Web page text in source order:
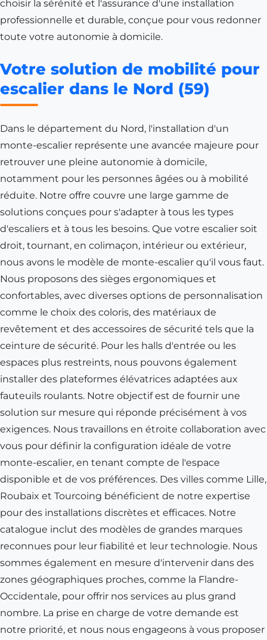
choisir la sérénité et l'assurance d'une installation
professionnelle et durable, conçue pour vous redonner
toute votre autonomie à domicile.
Votre solution de mobilité pour
escalier dans le Nord (59)
Dans le département du Nord, l'installation d'un
monte-escalier représente une avancée majeure pour
retrouver une pleine autonomie à domicile,
notamment pour les personnes âgées ou à mobilité
réduite. Notre offre couvre une large gamme de
solutions conçues pour s'adapter à tous les types
d'escaliers et à tous les besoins. Que votre escalier soit
droit, tournant, en colimaçon, intérieur ou extérieur,
nous avons le modèle de monte-escalier qu'il vous faut.
Nous proposons des sièges ergonomiques et
confortables, avec diverses options de personnalisation
comme le choix des coloris, des matériaux de
revêtement et des accessoires de sécurité tels que la
ceinture de sécurité. Pour les halls d'entrée ou les
espaces plus restreints, nous pouvons également
installer des plateformes élévatrices adaptées aux
fauteuils roulants. Notre objectif est de fournir une
solution sur mesure qui réponde précisément à vos
exigences. Nous travaillons en étroite collaboration avec
vous pour définir la configuration idéale de votre
monte-escalier, en tenant compte de l'espace
disponible et de vos préférences. Des villes comme Lille,
Roubaix et Tourcoing bénéficient de notre expertise
pour des installations discrètes et efficaces. Notre
catalogue inclut des modèles de grandes marques
reconnues pour leur fiabilité et leur technologie. Nous
sommes également en mesure d'intervenir dans des
zones géographiques proches, comme la Flandre-
Occidentale, pour offrir nos services au plus grand
nombre. La prise en charge de votre demande est
notre priorité, et nous nous engageons à vous proposer